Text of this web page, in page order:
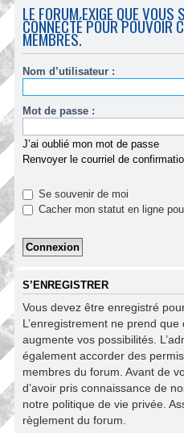
LE FORUM EXIGE QUE VOUS
CONNECTÉ POUR POUVOIR
MEMBRES.
Nom d’utilisateur :
Mot de passe :
J’ai oublié mon mot de passe
Renvoyer le courriel de
Se souvenir de moi
Cacher mon statut en ligne
S’ENREGISTRER
Vous devez être enregistré
L’enregistrement ne prend
augmente vos possibilités.
également accorder des
membres du forum. Avant de
d’avoir pris connaissance de
notre politique de vie privée.
règlement du forum.